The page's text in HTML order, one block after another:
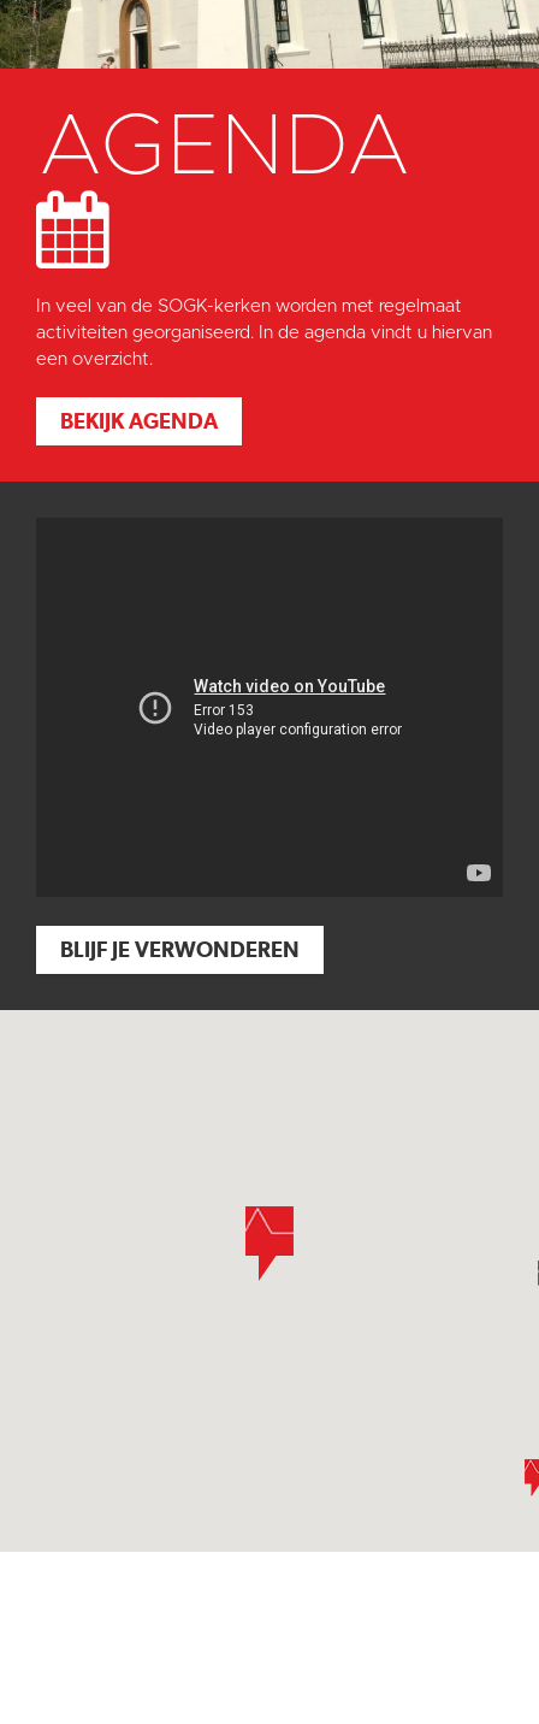
AGENDA
In veel van de SOGK-kerken worden met regelmaat
activiteiten georganiseerd. In de agenda vindt u hiervan
een overzicht.
BEKIJK AGENDA
BLIJF JE VERWONDEREN